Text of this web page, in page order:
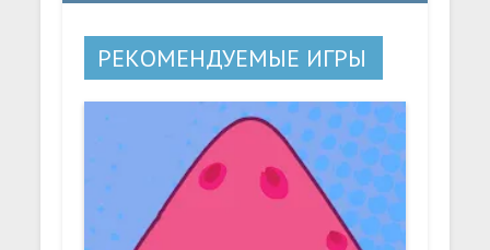
РЕКОМЕНДУЕМЫЕ ИГРЫ